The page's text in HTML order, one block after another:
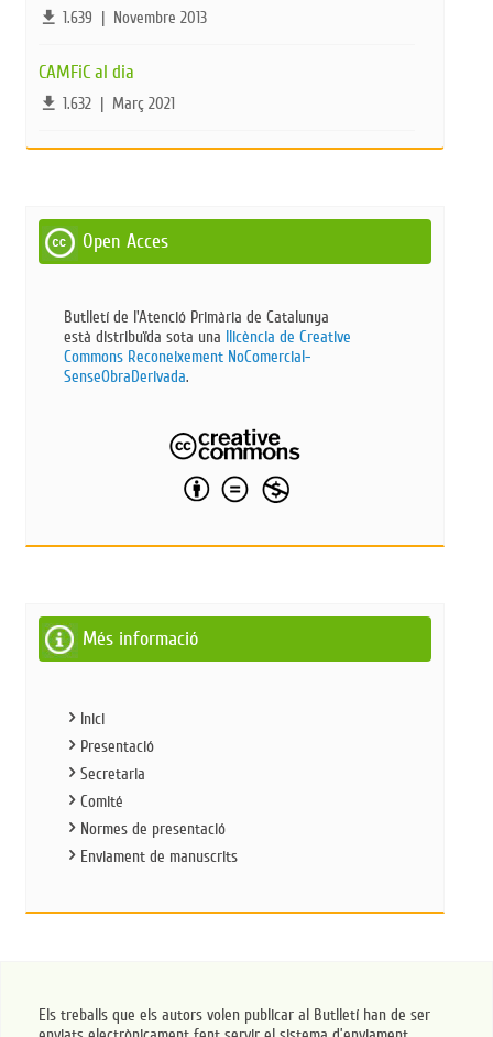
file_download 1.639 | Novembre 2013
CAMFiC al dia
file_download 1.632| Març 2021
Open Acces
Butlletí de l'Atenció Primària de Catalunya
està distribuïda sota una llicència de Creative
Commons Reconeixement NoComercial-
SenseObraDerivada​.
Més informació
Inici
Presentació
Secretaria
Comité
Normes de presentació
Enviament de manuscrits
Els treballs que els autors volen publicar al Butlletí han de ser